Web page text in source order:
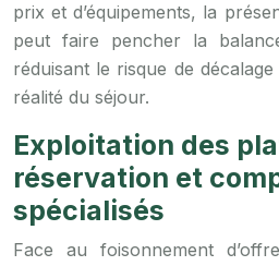
prix et d’équipements, la
peut faire pencher la
réduisant le risque de
réalité du séjour.
Exploitation des
réservation et
spécialisés
Face au foisonnement